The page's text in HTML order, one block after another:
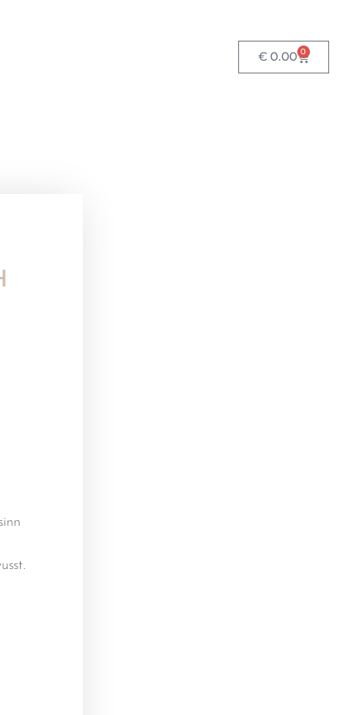
€ 0.00 0